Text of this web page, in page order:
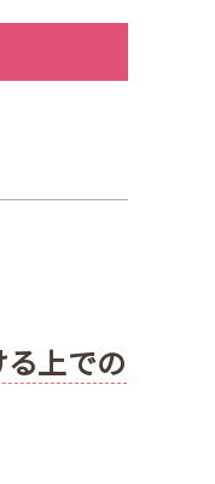
上での